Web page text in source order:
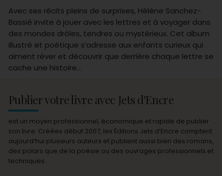
Avec ses récits pleins de surprises, Hélène Sanchez-
Bassié invite à jouer avec les lettres et à voyager dans
des mondes drôles, tendres ou mystérieux. Cet album
illustré et poétique s’adresse aux enfants curieux qui
aiment rêver et découvrir que derrière chaque lettre se
cache une histoire…
Publier votre livre avec Jets d'Encre
est un moyen professionnel, économique et rapide de publier
son livre. Créées début 2007, les Éditions Jets d’Encre comptent
aujourd’hui plusieurs auteurs et publient aussi bien des romans,
des polars que de la poésie ou des ouvrages professionnels et
techniques.